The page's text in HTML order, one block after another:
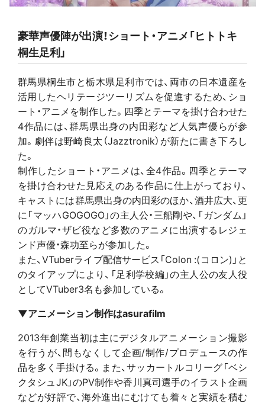
豪華声優陣が出演！ショート・アニメ「ヒトトキ
桐生足利」
群馬県桐生市と栃木県足利市では、両市の日本遺産を
活用したヘリテージツーリズムを促進するため、ショ
ート・アニメを制作した。四季とテーマを掛け合わせた
4作品には、群馬県出身の内田彩など人気声優らが参
加。劇伴は野崎良太（Jazztronik）が新たに書き下ろし
た。
制作したショート・アニメは、全4作品。四季とテーマ
を掛け合わせた見応えのある作品に仕上がっており、
キャストには群馬県出身の内田彩のほか、酒井広大、更
に「マッハGOGOGO」の主人公・三船剛や、「ガンダム」
のガルマ・ザビ役など多数のアニメに出演するレジェ
ンド声優・森功至らが参加した。
また、VTuberライブ配信サービス「Colon :(コロン)」と
のタイアップにより、「足利学校編」の主人公の友人役
としてVTuber3名も参加している。
▼アニメーション制作はasurafilm
2013年創業当初は主にデジタルアニメーション撮影
を行うが、間もなくして企画/制作/プロデュースの作
品を多く手掛ける。また、サッカートルコリーグ「ベシ
クタシュJK」のPV制作や香川真司選手のイラスト企画
などが好評で、海外進出にむけても着々と実績を積む